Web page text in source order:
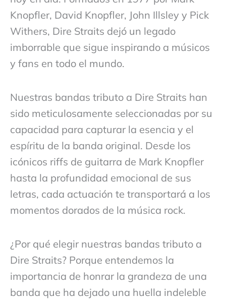
Knopfler, David Knopfler, John Illsley y Pick
Withers, Dire Straits dejó un legado
imborrable que sigue inspirando a músicos
y fans en todo el mundo.
Nuestras bandas tributo a Dire Straits han
sido meticulosamente seleccionadas por su
capacidad para capturar la esencia y el
espíritu de la banda original. Desde los
icónicos riffs de guitarra de Mark Knopfler
hasta la profundidad emocional de sus
letras, cada actuación te transportará a los
momentos dorados de la música rock.
¿Por qué elegir nuestras bandas tributo a
Dire Straits? Porque entendemos la
importancia de honrar la grandeza de una
banda que ha dejado una huella indeleble